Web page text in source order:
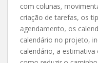
com colunas,
criação de tarefas, os
agendamento, os
calendário no projeto,
calendário, a